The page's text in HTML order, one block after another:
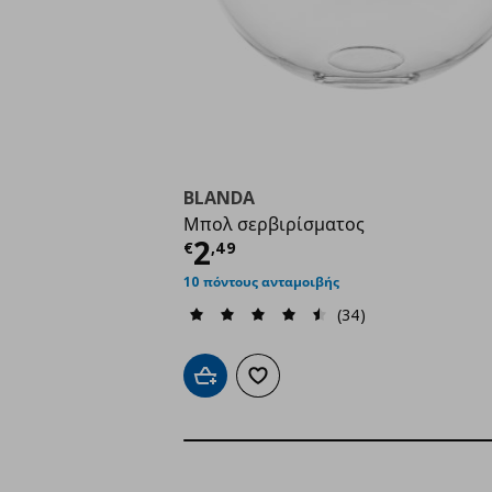
BLANDA
Μπολ σερβιρίσματος
€2,49
Τρέχουσα τιμή
10 πόντους ανταμοιβής
(34)
Προσθήκη στο καλάθι
Προσθήκη στα αγαπημένα